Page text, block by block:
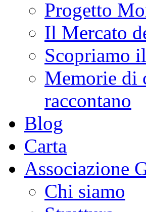
Progetto
Il Mercato
Scopriamo
Memorie di
raccontano
Blog
Carta
Associazione
Chi siamo